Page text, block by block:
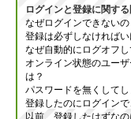
ログインと登録に関す
なぜログインできないの
登録は必ずしなければい
なぜ自動的にログオフし
オンライン状態のユー
は？
パスワードを無くしてし
登録したのにログインで
以前、登録したはずな